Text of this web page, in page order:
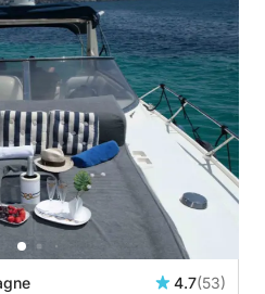
4.7(53)